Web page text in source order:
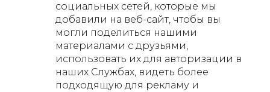
социальных сетей, которые мы
добавили на веб-сайт, чтобы вы
могли поделиться нашими
материалами с друзьями,
использовать их для авторизации в
наших Службах, видеть более
подходящую для рекламу и